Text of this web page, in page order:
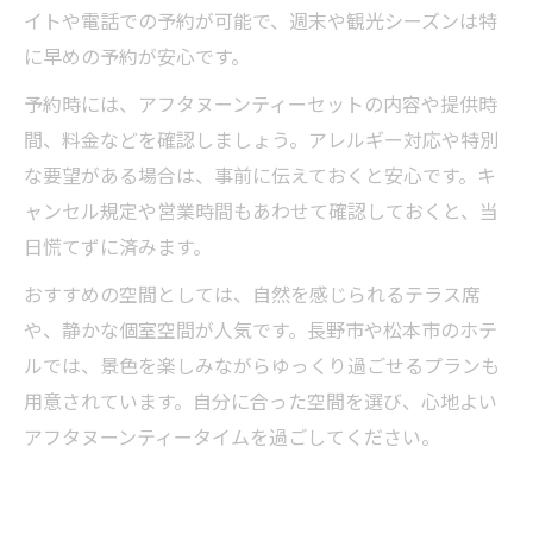
イトや電話での予約が可能で、週末や観光シーズンは特
に早めの予約が安心です。
予約時には、アフタヌーンティーセットの内容や提供時
間、料金などを確認しましょう。アレルギー対応や特別
な要望がある場合は、事前に伝えておくと安心です。キ
ャンセル規定や営業時間もあわせて確認しておくと、当
日慌てずに済みます。
おすすめの空間としては、自然を感じられるテラス席
や、静かな個室空間が人気です。長野市や松本市のホテ
ルでは、景色を楽しみながらゆっくり過ごせるプランも
用意されています。自分に合った空間を選び、心地よい
アフタヌーンティータイムを過ごしてください。